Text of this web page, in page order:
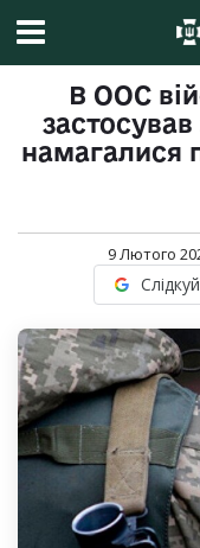
В ООС
намагалися
9 Лютого